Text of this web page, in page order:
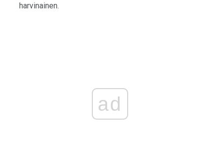
harvinainen.
ad